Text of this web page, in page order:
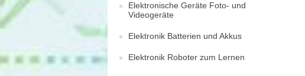
Elektronische Geräte Foto- und
Videogeräte
Elektronik Batterien und Akkus
Elektronik Roboter zum Lernen